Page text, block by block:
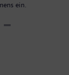
ein.